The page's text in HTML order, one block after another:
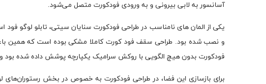
آسانسور به لابی بیرونی و به ورودی فودکورت متصل می‌شود.
یکی از المان های نامناسب در طراحی فودکورت سنایان سیتی، تابلو لوگو
و نصب شده بود. طراحی سقف فود کورت کاملا مشکی بوده است که همین
فودکورت بدون هیچ الگویی با روکش سرامیک یکپارچه پوشش داده شده بود
برای بازسازی این فضا، در طراحی فودکورت به خصوص در بخش